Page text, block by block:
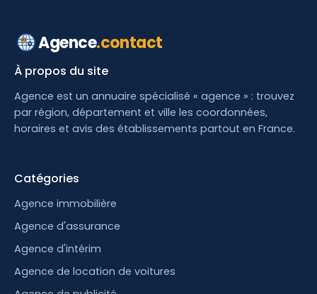
Agence.contact
À propos du site
Agence est un annuaire spécialisé « agence » : trouvez
par région, département et ville les coordonnées,
horaires et avis des établissements partout en France.
Catégories
Agence immobilière
Agence d'assurance
Agence d'intérim
Agence de location de voitures